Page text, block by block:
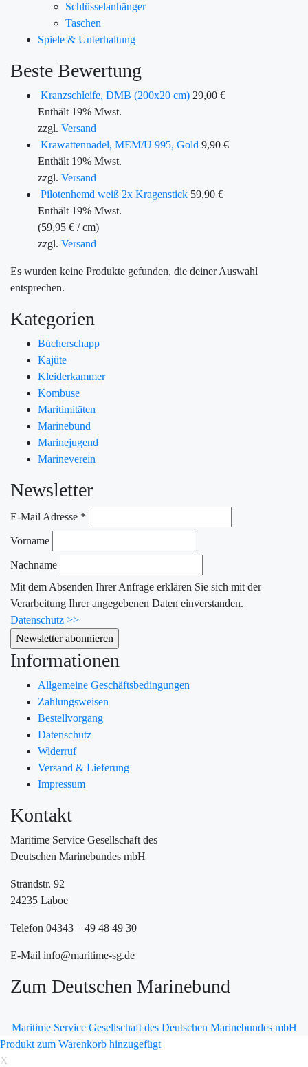
Schlüsselanhänger
Taschen
Spiele & Unterhaltung
Beste Bewertung
Kranzschleife, DMB (200x20 cm) 29,00 €
Enthält 19% Mwst.
zzgl. Versand
Krawattennadel, MEM/U 995, Gold 9,90 €
Enthält 19% Mwst.
zzgl. Versand
Pilotenhemd weiß 2x Kragenstick 59,90 €
Enthält 19% Mwst.
(59,95 € / cm)
zzgl. Versand
Es wurden keine Produkte gefunden, die deiner Auswahl
entsprechen.
Kategorien
Bücherschapp
Kajüte
Kleiderkammer
Kombüse
Maritimitäten
Marinebund
Marinejugend
Marineverein
Newsletter
E-Mail Adresse *
Vorname
Nachname
Mit dem Absenden Ihrer Anfrage erklären Sie sich mit der
Verarbeitung Ihrer angegebenen Daten einverstanden.
Datenschutz >>
Informationen
Allgemeine Geschäftsbedingungen
Zahlungsweisen
Bestellvorgang
Datenschutz
Widerruf
Versand & Lieferung
Impressum
Kontakt
Maritime Service Gesellschaft des
Deutschen Marinebundes mbH
Strandstr. 92
24235 Laboe
Telefon 04343 – 49 48 49 30
E-Mail info@maritime-sg.de
Zum Deutschen Marinebund
Maritime Service Gesellschaft des Deutschen Marinebundes mbH
Produkt zum Warenkorb hinzugefügt
X